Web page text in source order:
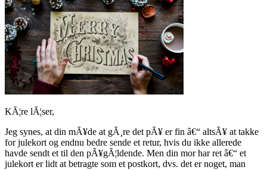
KÃ¦re lÃ¦ser,
Jeg synes, at din mÃ¥de at gÃ¸re det pÃ¥ er fin â€“ altsÃ¥ at takke
for julekort og endnu bedre sende et retur, hvis du ikke allerede
havde sendt et til den pÃ¥gÃ¦ldende. Men din mor har ret â€“ et
julekort er lidt at betragte som et postkort, dvs. det er noget, man